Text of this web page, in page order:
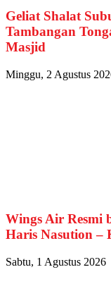
Geliat Shalat
Tambangan
Masjid
Minggu, 2 Agustus
Wings Air Resmi
Haris Nasution –
Sabtu, 1 Agustus 2026